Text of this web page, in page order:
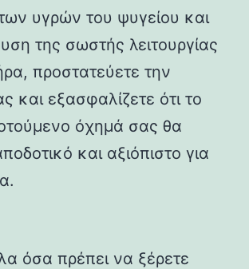
υγρών του ψυγείου και
της σωστής λειτουργίας
προστατεύετε την
και εξασφαλίζετε ότι το
όχημά σας θα
και αξιόπιστο για
όσα πρέπει να ξέρετε